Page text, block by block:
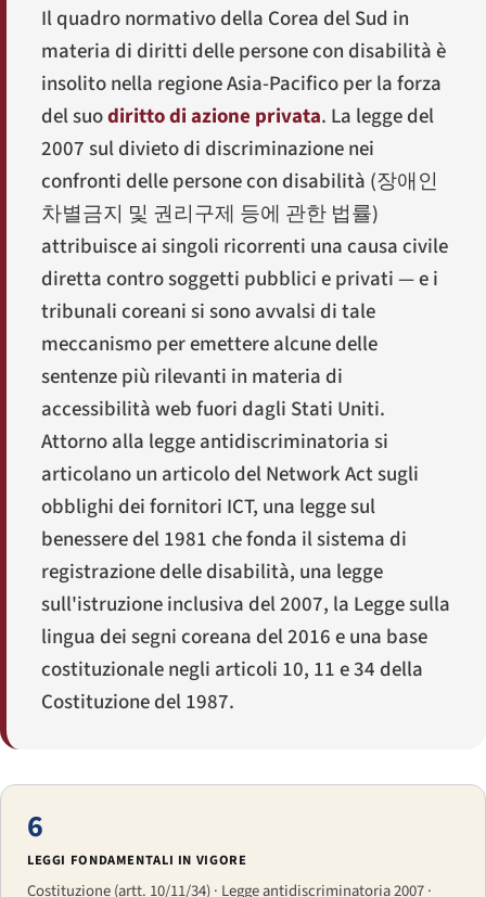
Il quadro normativo della Corea del Sud in
materia di diritti delle persone con disabilità è
insolito nella regione Asia-Pacifico per la forza
del suodiritto di azione privata. La legge del
2007 sul divieto di discriminazione nei
confronti delle persone con disabilità (장애인
차별금지 및 권리구제 등에 관한 법률)
attribuisce ai singoli ricorrenti una causa civile
diretta contro soggetti pubblici e privati — e i
tribunali coreani si sono avvalsi di tale
meccanismo per emettere alcune delle
sentenze più rilevanti in materia di
accessibilità web fuori dagli Stati Uniti.
Attorno alla legge antidiscriminatoria si
articolano un articolo del Network Act sugli
obblighi dei fornitori ICT, una legge sul
benessere del 1981 che fonda il sistema di
registrazione delle disabilità, una legge
sull'istruzione inclusiva del 2007, la Legge sulla
lingua dei segni coreana del 2016 e una base
costituzionale negli articoli 10, 11 e 34 della
Costituzione del 1987.
6
LEGGI FONDAMENTALI IN VIGORE
Costituzione (artt. 10/11/34) · Legge antidiscriminatoria 2007 ·